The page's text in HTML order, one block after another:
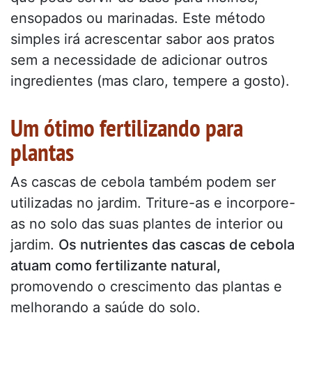
ensopados ou marinadas. Este método
simples irá acrescentar sabor aos pratos
sem a necessidade de adicionar outros
ingredientes (mas claro, tempere a gosto).
Um ótimo fertilizando para
plantas
As cascas de cebola também podem ser
utilizadas no jardim. Triture-as e incorpore-
as no solo das suas plantes de interior ou
jardim. Os nutrientes das cascas de cebola
atuam como fertilizante natural,
promovendo o crescimento das plantas e
melhorando a saúde do solo.